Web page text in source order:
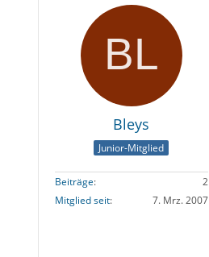
Bleys
Junior-Mitglied
Beiträge
2
Mitglied seit
7. Mrz. 2007